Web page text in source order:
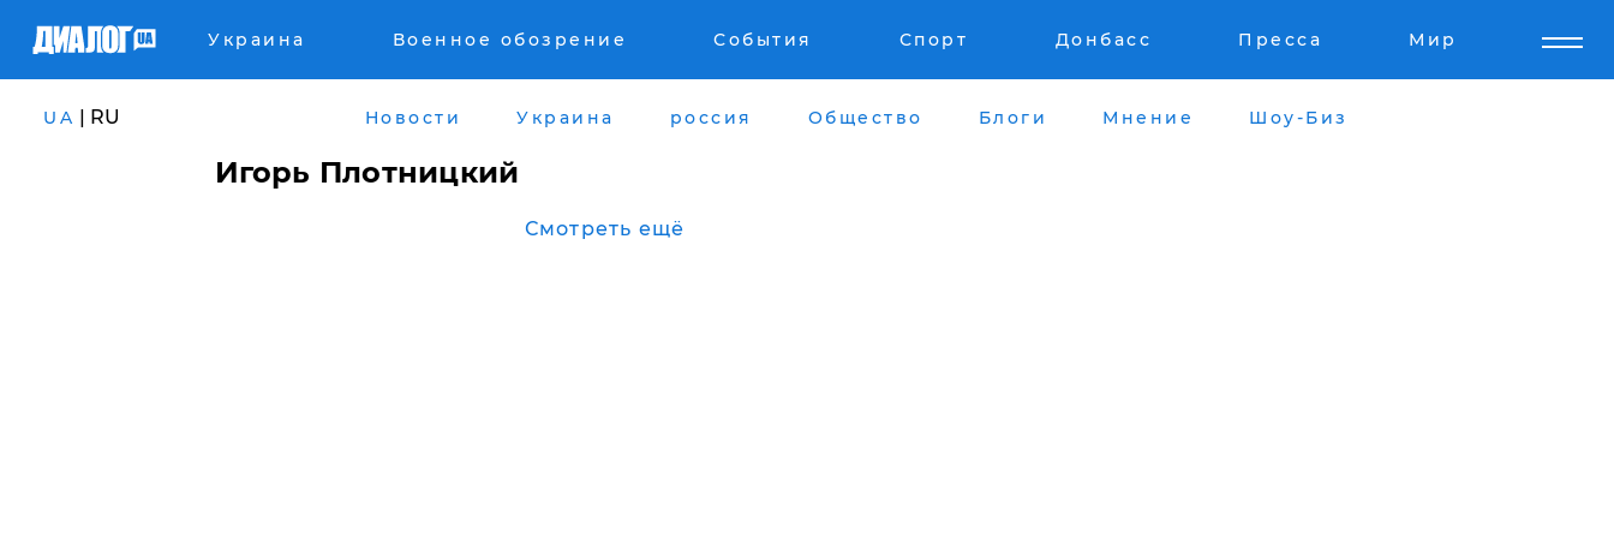
Украина Военное обозрение События Спорт Донбасс Пресса Мир
UA | RU Новости Украина россия Общество Блоги Мнение Шоу-Биз
Игорь Плотницкий
Смотреть ещё